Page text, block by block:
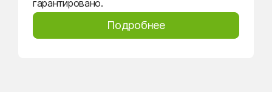
гарантировано.
Подробнее